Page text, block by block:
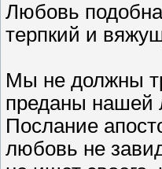
Любовь
терпкий и
Мы не должны
преданы нашей
Послание
любовь не